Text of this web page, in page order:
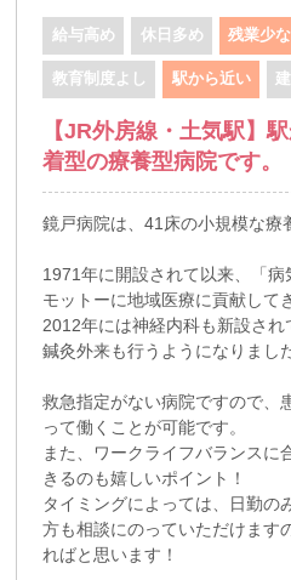
給与高め 休日多め 残業少
教育制度よし 駅から近い
【JR外房線・土気駅】
着型の療養型病院です。
鏡戸病院は、41床の小規模な療
1971年に開設されて以来、「
モットーに地域医療に貢献して
2012年には神経内科も新設さ
鍼灸外来も行うようになりまし
救急指定がない病院ですので、
って働くことが可能です。
また、ワークライフバランスに
きるのも嬉しいポイント！
タイミングによっては、日勤の
方も相談にのっていただけます
ればと思います！